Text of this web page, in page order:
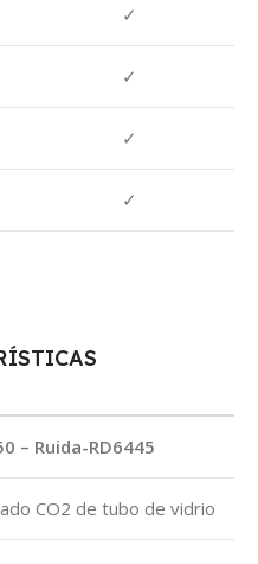
✓
✓
✓
✓
– Ruida-RD6445
CO2 de tubo de vidrio